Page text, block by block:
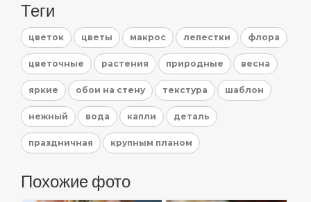
Теги
цветок цветы макрос лепестки флора
цветочные растения природные весна
яркие обои на стену текстура шаблон
нежный вода капли деталь
праздничная крупным планом
Похожие фото